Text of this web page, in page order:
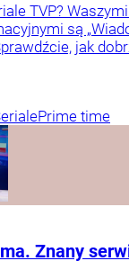
TVP?
są
jak
Prime time
Znany